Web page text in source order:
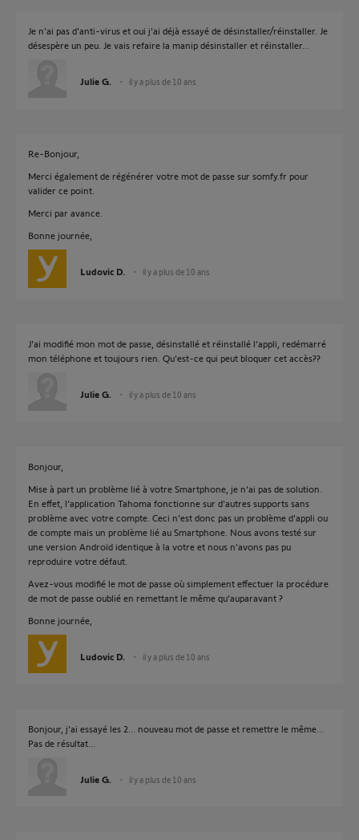
Je n'ai pas d'anti-virus et oui j'ai déjà essayé de désinstaller/réinstaller. Je
désespère un peu. Je vais refaire la manip désinstaller et réinstaller...
Julie G. il y a plus de 10 ans
Re-Bonjour,
Merci également de régénérer votre mot de passe sur somfy.fr pour
valider ce point.
Merci par avance.
Bonne journée,
Ludovic D. il y a plus de 10 ans
J'ai modifié mon mot de passe, désinstallé et réinstallé l'appli, redémarré
mon téléphone et toujours rien. Qu'est-ce qui peut bloquer cet accès??
Julie G. il y a plus de 10 ans
Bonjour,
Mise à part un problème lié à votre Smartphone, je n'ai pas de solution.
En effet, l'application Tahoma fonctionne sur d'autres supports sans
problème avec votre compte. Ceci n'est donc pas un problème d'appli ou
de compte mais un problème lié au Smartphone. Nous avons testé sur
une version Androïd identique à la votre et nous n'avons pas pu
reproduire votre défaut.
Avez-vous modifié le mot de passe où simplement effectuer la procédure
de mot de passe oublié en remettant le même qu’auparavant ?
Bonne journée,
Ludovic D. il y a plus de 10 ans
Bonjour, j'ai essayé les 2... nouveau mot de passe et remettre le même...
Pas de résultat...
Julie G. il y a plus de 10 ans